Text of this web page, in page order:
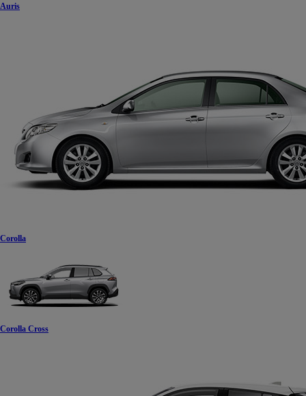
Auris
Corolla
Corolla Cross